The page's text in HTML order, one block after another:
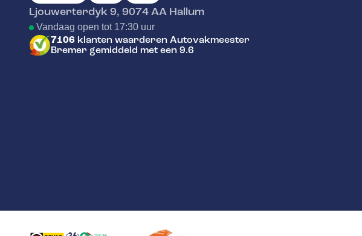
Ljouwerterdyk 9, 9074 AA Hallum
Vandaag open tot 17:30 uur
7106 klanten waarderen Autovakmeester
Bremer gemiddeld met een 9.6